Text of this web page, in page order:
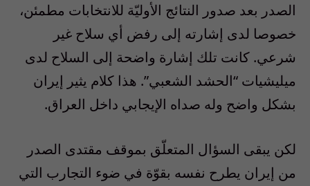
الصدر بعد صدور النتائج الأوليّة للانتخابات مطمئن،
خصوصا لدى إشارته إلى رفض أي سلاح غير
شرعي. كانت تلك إشارة واضحة إلى السلاح لدى
ميليشيات “الحشد الشعبي”. هذا كلام يثير إيران
بشكل واضح وله صداه الإيجابي داخل العراق.
لكن يبقى السؤال المتعلّق بموقف مقتدى الصدر
من إيران يطرح نفسه بقوّة في ضوء التجارب التي